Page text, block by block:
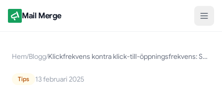
Mail Merge
Hem/Blogg/ Klickfrekvens kontra klick-till-öppningsfrekvens: Så använder du dem effektivt
Tips 13 februari 2025